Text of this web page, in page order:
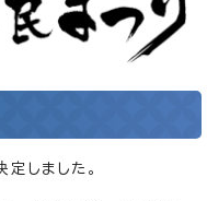
しました。